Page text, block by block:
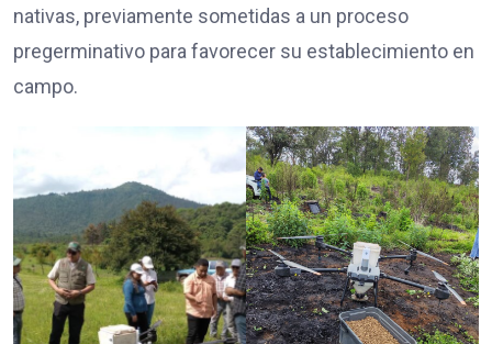
nativas, previamente sometidas a un proceso
pregerminativo para favorecer su establecimiento en
campo.